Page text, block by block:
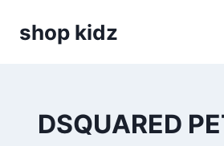
shop kidz
DSQUARED